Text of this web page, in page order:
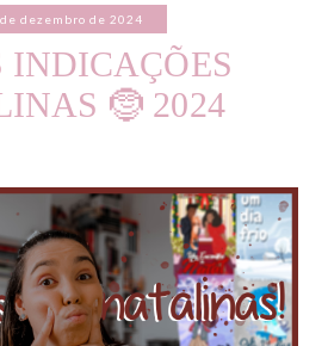
dezembro de 2024
INDICAÇÕES
🤶 2024